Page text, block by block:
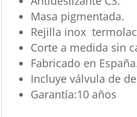
Masa pigmentada.
Rejilla inox
Corte a medida sin
Fabricado en
Incluye válvula de
Garantía:10 años